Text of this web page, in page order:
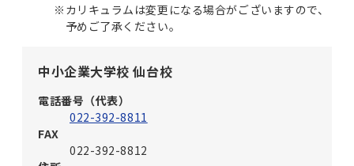
※ カリキュラムは変更になる場合がございますので、
予めご了承ください。
中小企業大学校 仙台校
電話番号（代表）
022-392-8811
FAX
022-392-8812